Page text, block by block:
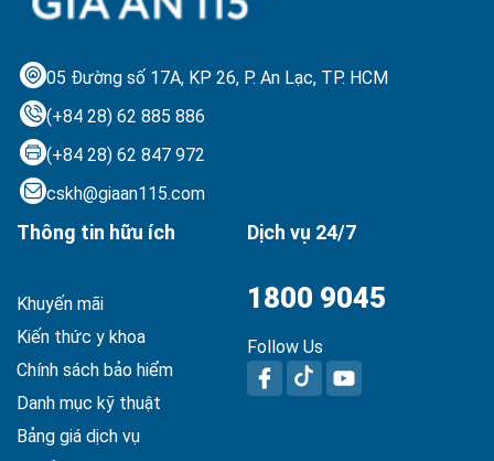
05 Đường số 17A, KP 26, P. An Lạc, TP. HCM
(+84 28) 62 885 886
(+84 28) 62 847 972
cskh@giaan115.com
Thông tin hữu ích
Khuyến mãi
Kiến thức y khoa
Chính sách bảo hiểm
Danh mục kỹ thuật
Bảng giá dịch vụ
Dịch vụ 24/7
1800 9045
Follow Us